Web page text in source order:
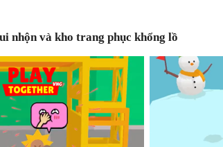
nhộn và kho trang phục khổng lồ